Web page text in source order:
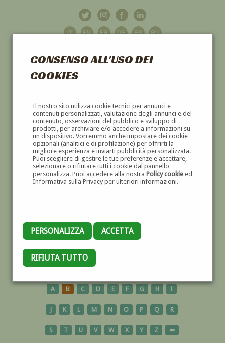
CONSENSO ALL'USO DEI
COOKIES
Il nostro sito utilizza cookie tecnici per annunci e
contenuti personalizzati, valutazione degli annunci e del
contenuto, osservazioni del pubblico e sviluppo di
prodotti, per archiviare e/o accedere a informazioni su
un dispositivo. Vorremmo anche impostare dei cookie
opzionali (analitici e di profilazione) per offrirti la
migliore esperienza e inviarti pubblicità personalizzata.
Puoi scegliere di gestire le tue preferenze e accettare,
selezionare o rifiutare tutti i cookie dal pannello
personalizza. Puoi accedere alla nostra Policy cookieed
Informativa sulla Privacy per ulteriori informazioni.
PERSONALIZZA ACCETTA
RIFIUTA TUTTO
GALLERIAD'ARTE
DIPINTI E SCULTURE '800 E '900
AUTORI
A B C D E F G H I
J K L M N O P Q R
S T U V W X Y Z ⬅